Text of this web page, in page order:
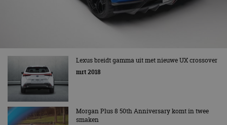
Lexus breidt gamma uit met nieuwe UX crossover
mrt 2018
Morgan Plus 8 50th Anniversary komt in twee
smaken